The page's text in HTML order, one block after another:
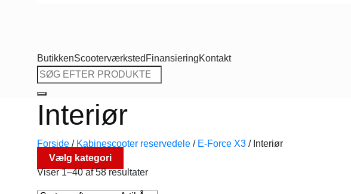
ButikkenScooterværksted FinansieringKontakt
Søg
efter:
Interiør
Forside / Kabinescooter reservedele / E-Force X3 /Interiør
Vælg kategori
Viser 1–40 af 58 resultater